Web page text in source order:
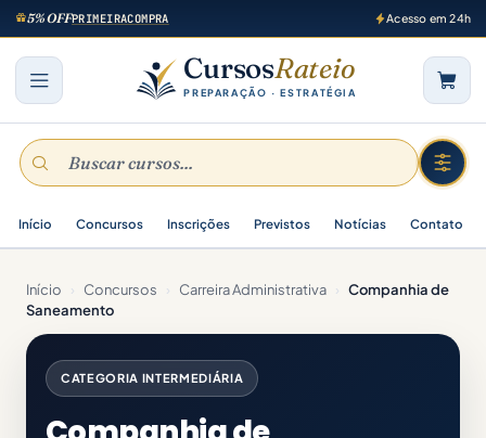
5% OFFPRIMEIRACOMPRA Acesso em 24h
CursosRateio
PREPARAÇÃO · ESTRATÉGIA
Início Concursos Inscrições Previstos Notícias Contato
Início › Concursos › Carreira Administrativa › Companhia de
Saneamento
CATEGORIA INTERMEDIÁRIA